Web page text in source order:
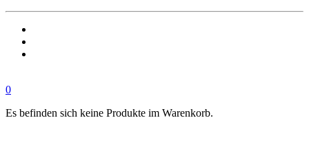
0
Es befinden sich keine Produkte im Warenkorb.